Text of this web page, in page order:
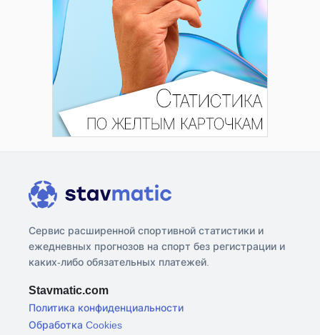
Сервис расширенной спортивной статистики и
ежедневных прогнозов на спорт без регистрации и
каких-либо обязательных платежей.
Stavmatic.com
Политика конфиденциальности
Обработка Cookies